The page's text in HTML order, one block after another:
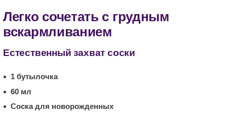
Легко сочетать с грудным
вскармливанием
Естественный захват соски
1 бутылочка
60 мл
Соска для новорожденных